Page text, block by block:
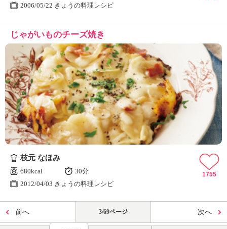
2006/05/22 きょうの料理レシピ
じゃがいものチーズ焼き
枝元 なほみ
680kcal
30分
2012/04/03 きょうの料理レシピ
1755
前へ 3/69ページ 次へ